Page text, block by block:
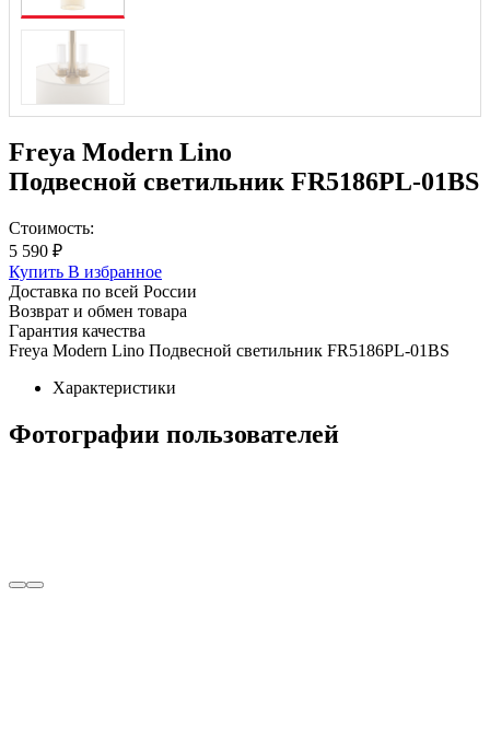
Freya Modern Lino
Подвесной светильник FR5186PL-01BS
Стоимость:
5 590 ₽
Купить В избранное
Доставка по всей России
Возврат и обмен товара
Гарантия качества
Freya Modern Lino Подвесной светильник FR5186PL-01BS
Характеристики
Фотографии пользователей